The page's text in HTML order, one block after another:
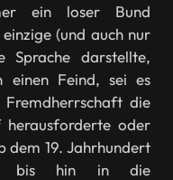
ein loser Bund
(und auch nur
Sprache darstellte,
einen Feind, sei es
die
herausforderte oder
dem 19. Jahrhundert
bis hin in die